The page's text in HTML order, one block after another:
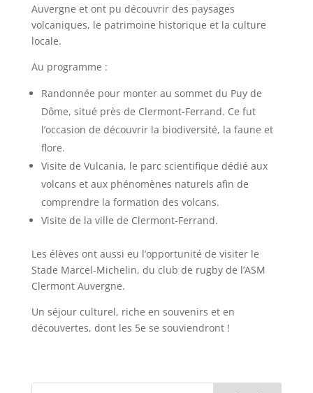
Auvergne et ont pu découvrir des paysages
volcaniques, le patrimoine historique et la culture
locale.
Au programme :
Randonnée pour monter au sommet du Puy de
Dôme, situé près de Clermont-Ferrand. Ce fut
l’occasion de découvrir la biodiversité, la faune et
flore.
Visite de Vulcania, le parc scientifique dédié aux
volcans et aux phénomènes naturels afin de
comprendre la formation des volcans.
Visite de la ville de Clermont-Ferrand.
Les élèves ont aussi eu l’opportunité de visiter le
Stade Marcel-Michelin, du club de rugby de l’ASM
Clermont Auvergne.
Un séjour culturel, riche en souvenirs et en
découvertes, dont les 5e se souviendront !